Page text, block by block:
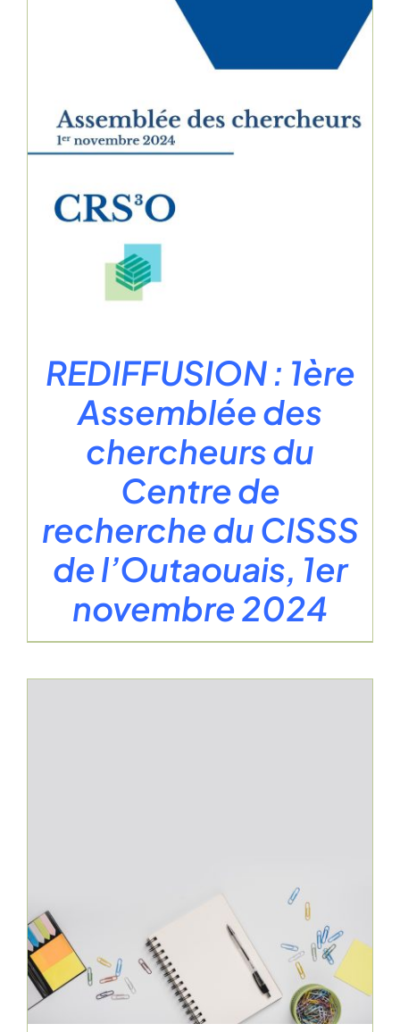
REDIFFUSION : 1ère
Assemblée des
chercheurs du
Centre de
recherche du CISSS
de l’Outaouais, 1er
novembre 2024